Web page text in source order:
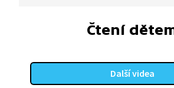
Čtení
Další videa